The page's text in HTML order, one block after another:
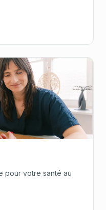
pour votre santé au